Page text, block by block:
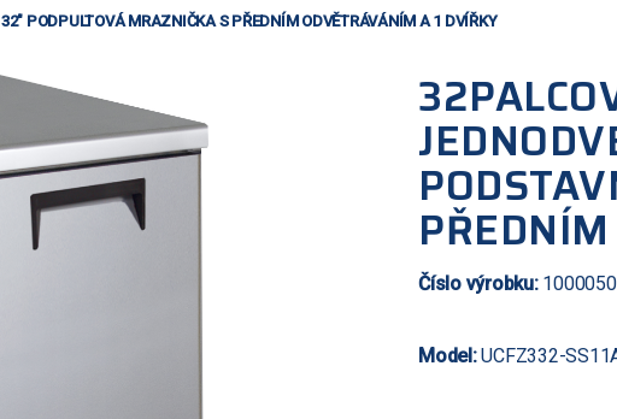
32″ PODPULTOVÁ MRAZNIČKA S PŘEDNÍM ODVĚTRÁVÁNÍM A 1 DVÍŘKY
Číslo výrobku:
Model:UCFZ332-